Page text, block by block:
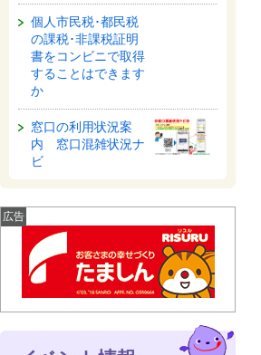
個人市民税･都民税
の課税･非課税証明
書をコンビニで取得
することはできます
か
窓口の利用状況案
内 窓口混雑状況ナ
ビ
広告